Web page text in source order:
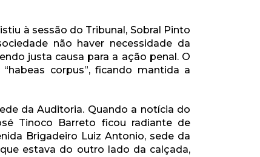
à sessão do Tribunal, Sobral Pinto
não haver necessidade da
justa causa para a ação penal. O
corpus”, ficando mantida a
da Auditoria. Quando a notícia do
Tinoco Barreto ficou radiante de
Brigadeiro Luiz Antonio, sede da
estava do outro lado da calçada,